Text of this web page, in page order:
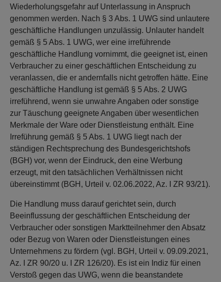
Wiederholungsgefahr auf Unterlassung in Anspruch
genommen werden. Nach § 3 Abs. 1 UWG sind unlautere
geschäftliche Handlungen unzulässig. Unlauter handelt
gemäß § 5 Abs. 1 UWG, wer eine irreführende
geschäftliche Handlung vornimmt, die geeignet ist, einen
Verbraucher zu einer geschäftlichen Entscheidung zu
veranlassen, die er andernfalls nicht getroffen hätte. Eine
geschäftliche Handlung ist gemäß § 5 Abs. 2 UWG
irreführend, wenn sie unwahre Angaben oder sonstige
zur Täuschung geeignete Angaben über wesentlichen
Merkmale der Ware oder Dienstleistung enthält. Eine
Irreführung gemäß § 5 Abs. 1 UWG liegt nach der
ständigen Rechtsprechung des Bundesgerichtshofs
(BGH) vor, wenn der Eindruck, den eine Werbung
erzeugt, mit den tatsächlichen Verhältnissen nicht
übereinstimmt (BGH, Urteil v. 02.06.2022, Az. I ZR 93/21).
Die Handlung muss darauf gerichtet sein, durch
Beeinflussung der geschäftlichen Entscheidung der
Verbraucher oder sonstigen Marktteilnehmer den Absatz
oder Bezug von Waren oder Dienstleistungen eines
Unternehmens zu fördern (vgl. BGH, Urteil v. 09.09.2021,
Az. I ZR 90/20 u. I ZR 126/20). Es ist ein Indiz für einen
Verstoß gegen das UWG, wenn die beanstandete